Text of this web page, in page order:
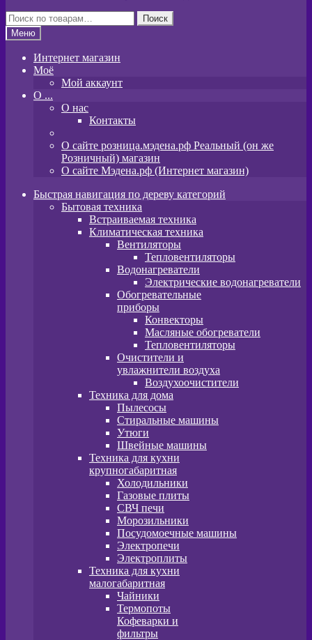
Искать:
Поиск
Меню
Интернет магазин
Моё
Мой аккаунт
O ...
О нас
Контакты
О сайте розница.мэдена.рф Реальный (он же
Розничный) магазин
О сайте Мэдена.рф (Интернет магазин)
Быстрая навигация по дереву категорий
Бытовая техника
Встраиваемая техника
Климатическая техника
Вентиляторы
Тепловентиляторы
Водонагреватели
Электрические водонагреватели
Обогревательные
приборы
Конвекторы
Масляные обогреватели
Тепловентиляторы
Очистители и
увлажнители воздуха
Воздухоочистители
Техника для дома
Пылeсосы
Стиральные машины
Утюги
Швейные машины
Техника для кухни
крупногабаритная
Холодильники
Газовые плиты
СВЧ печи
Морозильники
Посудомоечные машины
Электропечи
Электроплиты
Техника для кухни
малогабаритная
Чайники
Термопоты
Кофеварки и
фильтры